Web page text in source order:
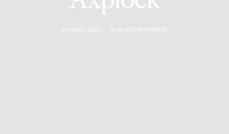
21 MARS, 2007 INGA KOMMENTATER